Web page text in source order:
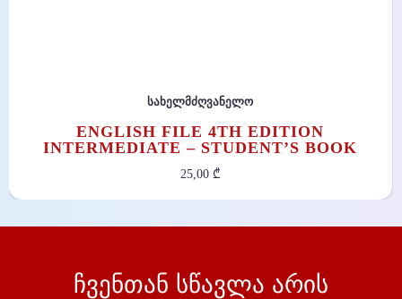
სახელმძღვანელო
ENGLISH FILE 4TH EDITION
INTERMEDIATE – STUDENT’S BOOK
25,00 ₾
ჩვენთან სწავლა არის